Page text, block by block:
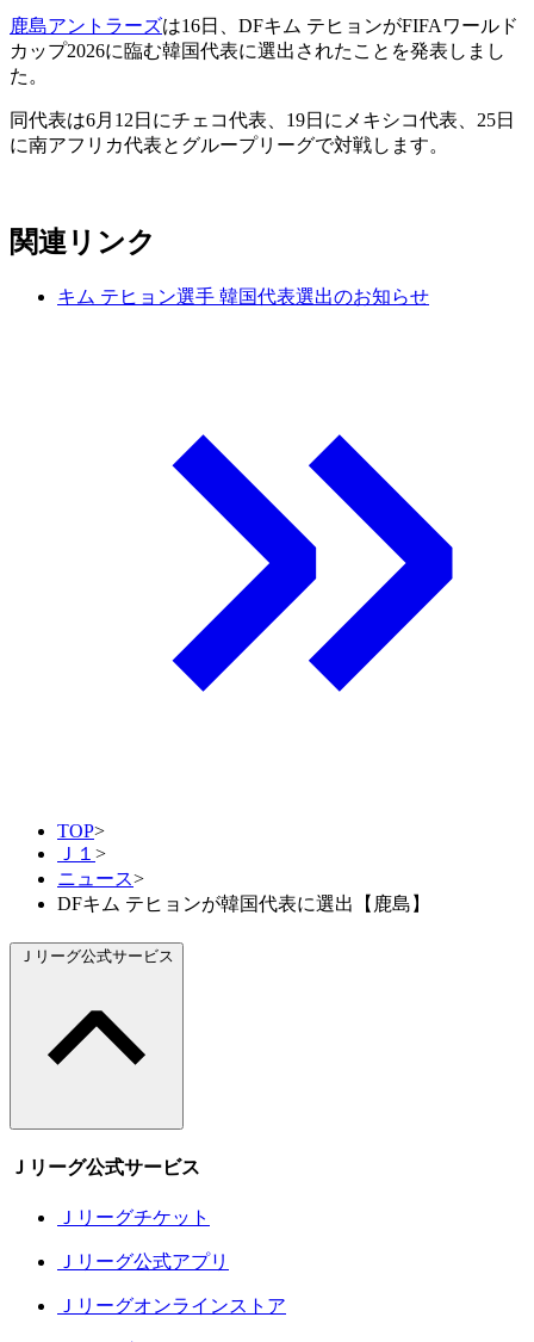
鹿島アントラーズは16日、DFキム テヒョンがFIFAワールド
カップ2026に臨む韓国代表に選出されたことを発表しまし
た。
同代表は6月12日にチェコ代表、19日にメキシコ代表、25日
に南アフリカ代表とグループリーグで対戦します。
関連リンク
キム テヒョン選手 韓国代表選出のお知らせ
TOP>
Ｊ１ >
ニュース>
DFキム テヒョンが韓国代表に選出【鹿島】
Ｊリーグ公式サービス
Ｊリーグ公式サービス
Ｊリーグチケット
Ｊリーグ公式アプリ
Ｊリーグオンラインストア